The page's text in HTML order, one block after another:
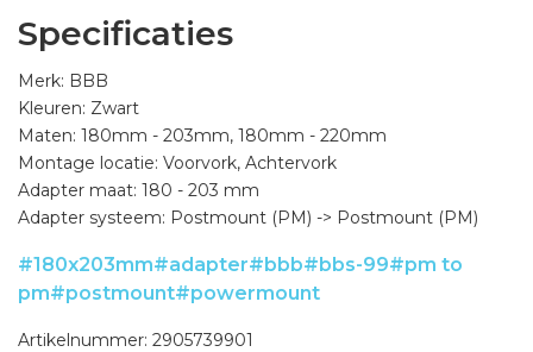
Specificaties
Merk: BBB
Kleuren: Zwart
Maten: 180mm - 203mm, 180mm - 220mm
Montage locatie: Voorvork, Achtervork
Adapter maat: 180 - 203 mm
Adapter systeem: Postmount (PM) -> Postmount (PM)
#180x203mm#adapter#bbb#bbs-99#pm to
pm#postmount#powermount
Artikelnummer: 2905739901